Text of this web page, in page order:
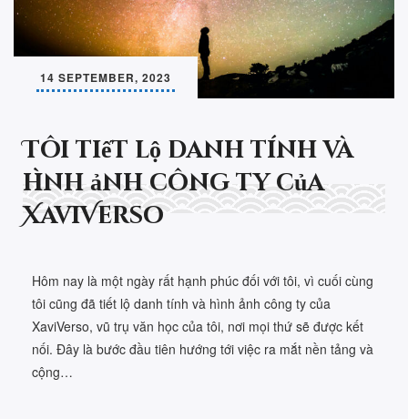
14 SEPTEMBER, 2023
Tôi tiết lộ danh tính và
hình ảnh công ty của
XaviVerso
Hôm nay là một ngày rất hạnh phúc đối với tôi, vì cuối cùng
tôi cũng đã tiết lộ danh tính và hình ảnh công ty của
XaviVerso, vũ trụ văn học của tôi, nơi mọi thứ sẽ được kết
nối. Đây là bước đầu tiên hướng tới việc ra mắt nền tảng và
cộng…